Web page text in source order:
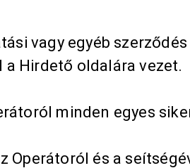
vagy egyéb
Hirdető oldalára vezet.
minden egyes
Operátoról és a